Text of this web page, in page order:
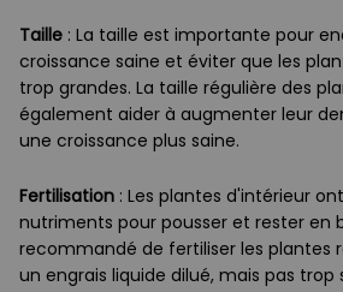
Taille : La taille est importante pour
croissance saine et éviter que les
trop grandes. La taille régulière des
également aider à augmenter leur
une croissance plus saine.
Fertilisation : Les plantes d'intérieur
nutriments pour pousser et rester en
recommandé de fertiliser les plantes
un engrais liquide dilué, mais pas